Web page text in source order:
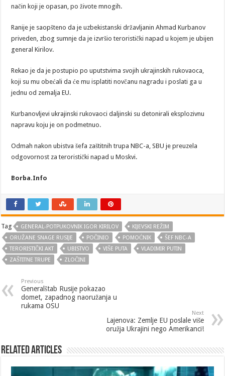
način koji je opasan, po živote mnogih.
Ranije je saopšteno da je uzbekistanski državljanin Ahmad Kurbanov
priveden, zbog sumnje da je izvršio teroristički napad u kojem je ubijen
general Kirilov.
Rekao je da je postupio po uputstvima svojih ukrajinskih rukovaoca,
koji su mu obećali da će mu isplatiti novčanu nagradu i poslati ga u
jednu od zemalja EU.
Kurbanovljevi ukrajinski rukovaoci daljinski su detonirali eksplozivnu
napravu koju je on podmetnuo.
Odmah nakon ubistva šefa zaštitnih trupa NBC-a, SBU je preuzela
odgovornost za teroristički napad u Moskvi.
Borba.Info
Tag GENERAL-POTPUKOVNIK IGOR KIRILOV
KIJEVSKI REŽIM
ORUŽANE SNAGE RUSIJE
POČINIO POMOĆNIK
ŠEF NBC-A
TERORISTIČKI AKT
UBISTVO VIŠE PUTA
VLADIMIR PUTIN
ZAŠTITNE TRUPE
ZLOČINI
Previous
Generalštab Rusije pokazao
domet, zapadnog naoružanja u
rukama OSU
Next
Lajenova: Zemlje EU poslale više
oružja Ukrajini nego Amerikanci!
Related Articles